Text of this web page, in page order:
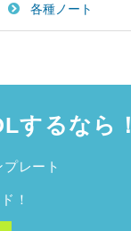
各種ノート
するなら！
レート
！